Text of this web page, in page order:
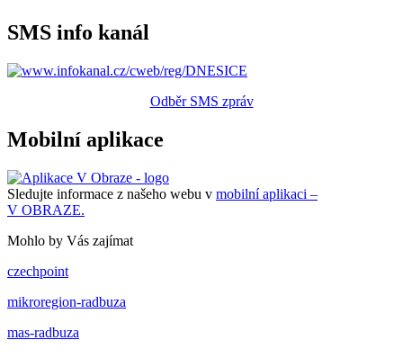
SMS info kanál
Odběr SMS zpráv
Mobilní aplikace
Sledujte informace z našeho webu v mobilní aplikaci –
V OBRAZE.
Mohlo by Vás zajímat
czechpoint
mikroregion-radbuza
mas-radbuza